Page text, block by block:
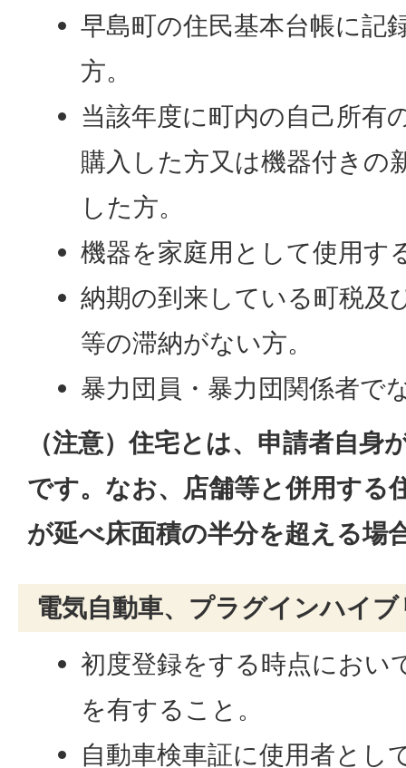
早島町の住民基本台帳に記
方。
当該年度に町内の自己所有
購入した方又は機器付きの
した方。
機器を家庭用として使用す
納期の到来している町税及
等の滞納がない方。
暴力団員・暴力団関係者で
（注意）住宅とは、申請者自身
です。なお、店舗等と併用する
が延べ床面積の半分を超える場
電気自動車、プラグインハイ
初度登録をする時点におい
を有すること。
自動車検車証に使用者とし